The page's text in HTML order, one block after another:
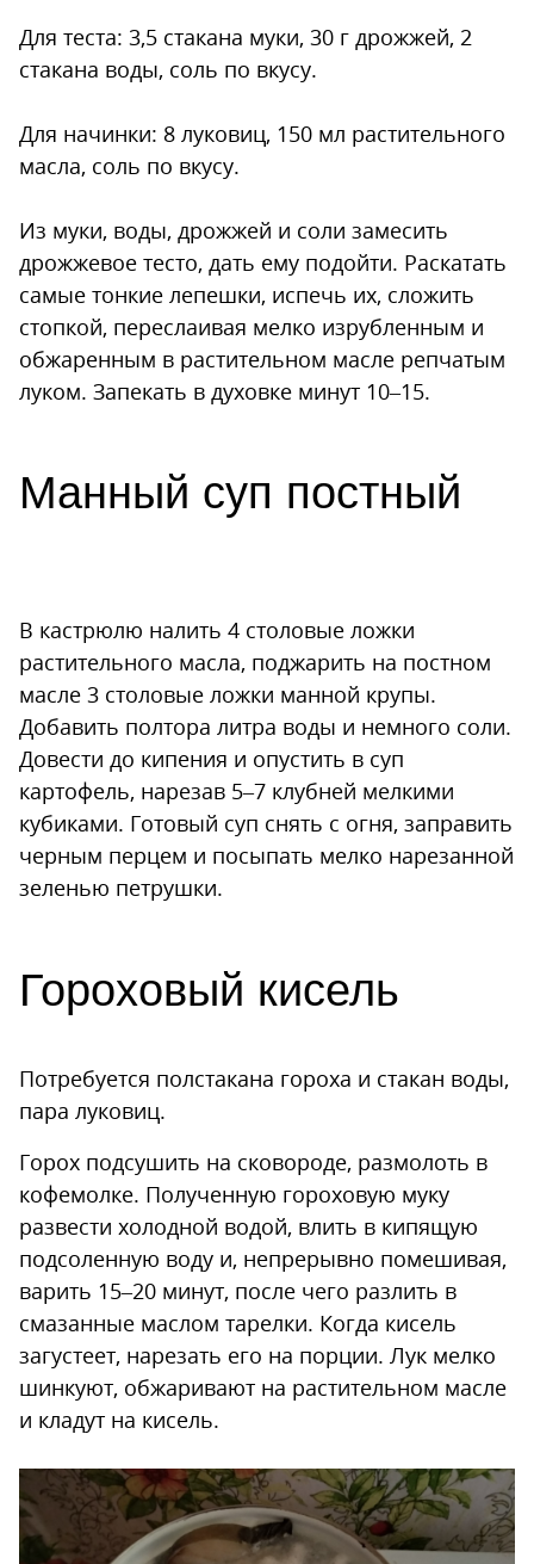
Для теста: 3,5 стакана муки, 30 г дрожжей, 2
стакана воды, соль по вкусу.
Для начинки: 8 луковиц, 150 мл растительного
масла, соль по вкусу.
Из муки, воды, дрожжей и соли замесить
дрожжевое тесто, дать ему подойти. Раскатать
самые тонкие лепешки, испечь их, сложить
стопкой, переслаивая мелко изрубленным и
обжаренным в растительном масле репчатым
луком. Запекать в духовке минут 10–15.
Манный суп постный
В кастрюлю налить 4 столовые ложки
растительного масла, поджарить на постном
масле 3 столовые ложки манной крупы.
Добавить полтора литра воды и немного соли.
Довести до кипения и опустить в суп
картофель, нарезав 5–7 клубней мелкими
кубиками. Готовый суп снять с огня, заправить
черным перцем и посыпать мелко нарезанной
зеленью петрушки.
Гороховый кисель
Потребуется полстакана гороха и стакан воды,
пара луковиц.
Горох подсушить на сковороде, размолоть в
кофемолке. Полученную гороховую муку
развести холодной водой, влить в кипящую
подсоленную воду и, непрерывно помешивая,
варить 15–20 минут, после чего разлить в
смазанные маслом тарелки. Когда кисель
загустеет, нарезать его на порции. Лук мелко
шинкуют, обжаривают на растительном масле
и кладут на кисель.